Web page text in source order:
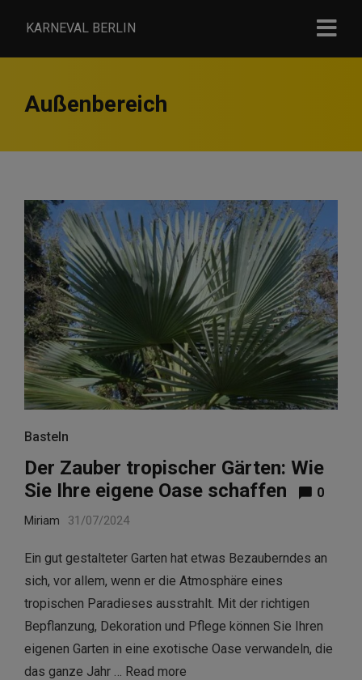
KARNEVAL BERLIN
Außenbereich
Basteln
Der Zauber tropischer Gärten: Wie
Sie Ihre eigene Oase schaffen
0
Miriam 31/07/2024
Ein gut gestalteter Garten hat etwas Bezauberndes an
sich, vor allem, wenn er die Atmosphäre eines
tropischen Paradieses ausstrahlt. Mit der richtigen
Bepflanzung, Dekoration und Pflege können Sie Ihren
eigenen Garten in eine exotische Oase verwandeln, die
das ganze Jahr … Read more